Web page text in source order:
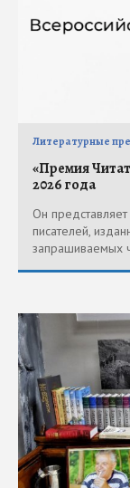
Литературные
«Премия
2026 года
Он
писателей,
запрашиваемых